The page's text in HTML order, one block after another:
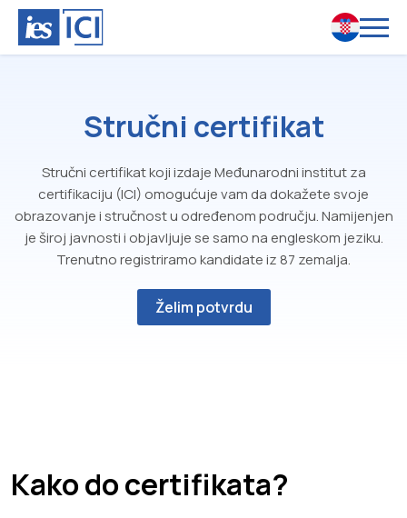
Stručni certifikat
Stručni certifikat koji izdaje Međunarodni institut za
certifikaciju (ICI) omogućuje vam da dokažete svoje
obrazovanje i stručnost u određenom području. Namijenjen
je široj javnosti i objavljuje se samo na engleskom jeziku.
Trenutno registriramo kandidate iz 87 zemalja.
Želim potvrdu
Kako do certifikata?